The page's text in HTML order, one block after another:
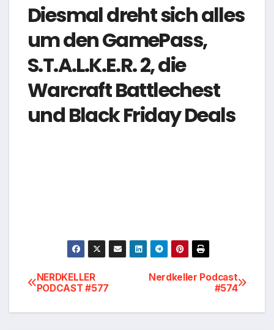
Diesmal dreht sich alles
um den GamePass,
S.T.A.L.K.E.R. 2, die
Warcraft Battlechest
und Black Friday Deals
Beitragsnavigation
Nerdkeller Podcast
#574
NERDKELLER
PODCAST #577